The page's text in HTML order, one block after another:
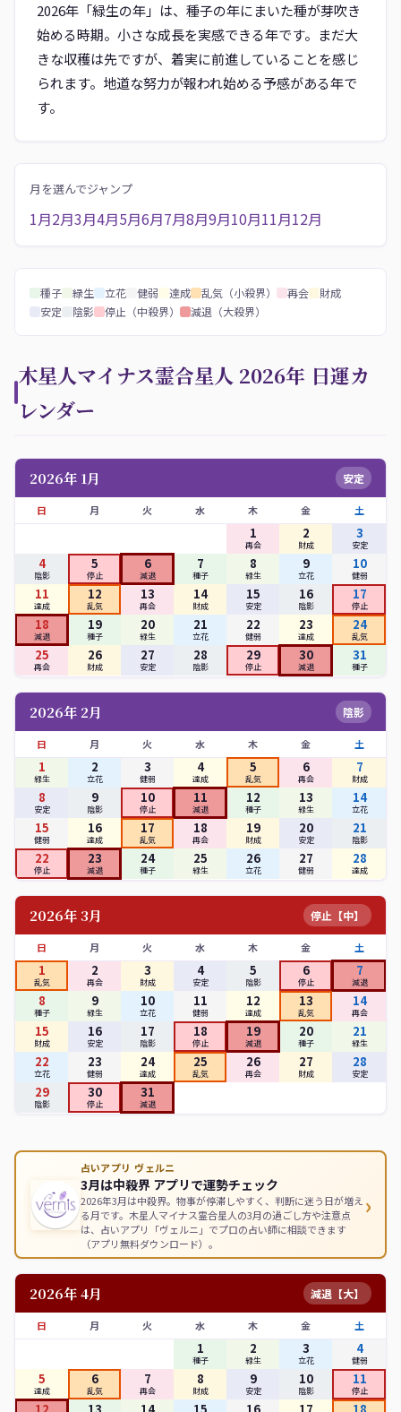
2026年「緑生の年」は、種子の年にまいた種が芽吹き
始める時期。小さな成長を実感できる年です。まだ大
きな収穫は先ですが、着実に前進していることを感じ
られます。地道な努力が報われ始める予感がある年で
す。
月を選んでジャンプ
1月2月3月4月5月6月7月8月9月10月11月12月
種子 緑生 立花 健弱 達成 乱気（小殺界） 再会
財成
安定
陰影 停止（中殺界） 減退（大殺界）
木星人マイナス霊合星人 2026年 日運カ
レンダー
2026年 1月 安定
日 月 火 水 木 金 土
1
再会
2
財成
3
安定
4
陰影
5
停止
6
減退
7
種子
8
緑生
9
立花
10
健弱
11
達成
12
乱気
13
再会
14
財成
15
安定
16
陰影
17
停止
18
減退
19
種子
20
緑生
21
立花
22
健弱
23
達成
24
乱気
25
再会
26
財成
27
安定
28
陰影
29
停止
30
減退
31
種子
2026年 2月 陰影
日 月 火 水 木 金 土
1
緑生
2
立花
3
健弱
4
達成
5
乱気
6
再会
7
財成
8
安定
9
陰影
10
停止
11
減退
12
種子
13
緑生
14
立花
15
健弱
16
達成
17
乱気
18
再会
19
財成
20
安定
21
陰影
22
停止
23
減退
24
種子
25
緑生
26
立花
27
健弱
28
達成
2026年 3月 停止【中】
日 月 火 水 木 金 土
1
乱気
2
再会
3
財成
4
安定
5
陰影
6
停止
7
減退
8
種子
9
緑生
10
立花
11
健弱
12
達成
13
乱気
14
再会
15
財成
16
安定
17
陰影
18
停止
19
減退
20
種子
21
緑生
22
立花
23
健弱
24
達成
25
乱気
26
再会
27
財成
28
安定
29
陰影
30
停止
31
減退
占いアプリ ヴェルニ
3月は中殺界 アプリで運勢チェック
2026年3月は中殺界。物事が停滞しやすく、判断に迷う日が増え
る月です。木星人マイナス霊合星人の3月の過ごし方や注意点
は、占いアプリ「ヴェルニ」でプロの占い師に相談できます
（アプリ無料ダウンロード）。
›
2026年 4月 減退【大】
日 月 火 水 木 金 土
1
種子
2
緑生
3
立花
4
健弱
5
達成
6
乱気
7
再会
8
財成
9
安定
10
陰影
11
停止